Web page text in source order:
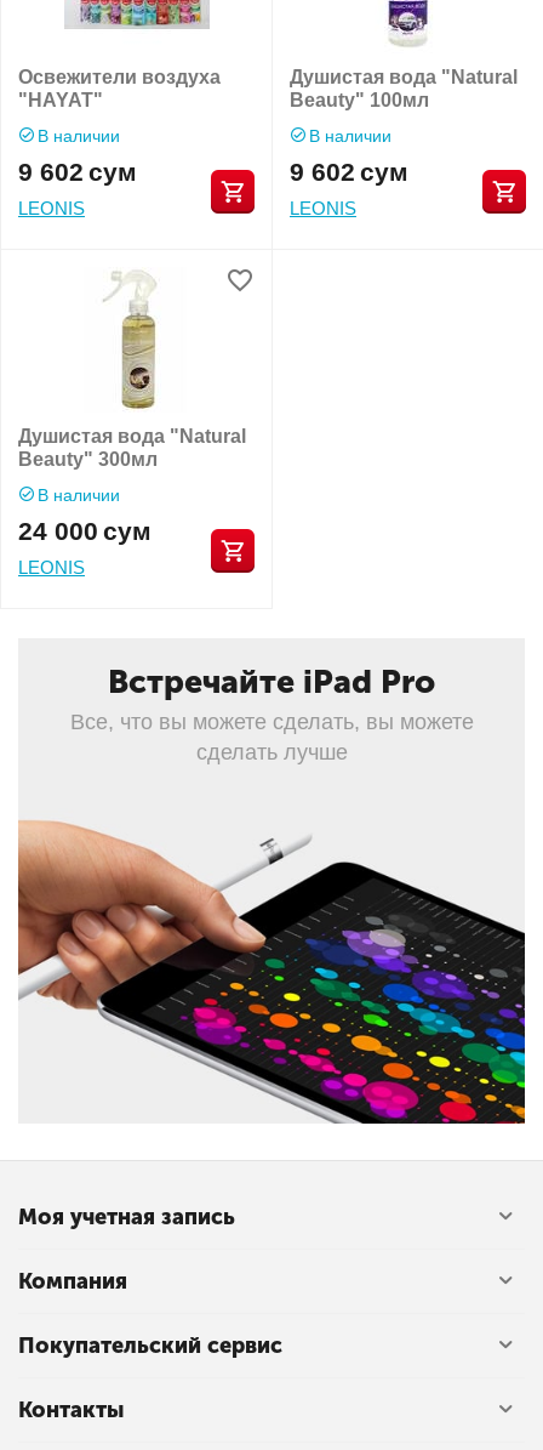
Освежители воздуха
"HAYAT"
В наличии
9 602 сум
LEONIS
Душистая вода "Natural
Beauty" 100мл
В наличии
9 602 сум
LEONIS
Душистая вода "Natural
Beauty" 300мл
В наличии
24 000 сум
LEONIS
Встречайте iPad Pro
Все, что вы можете сделать, вы можете
сделать лучше
Моя учетная запись
Компания
Покупательский сервис
Контакты